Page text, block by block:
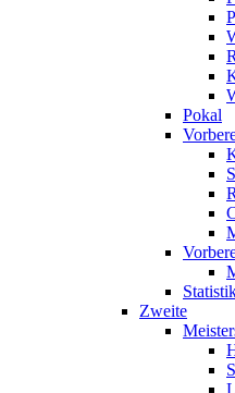
Pokal
Zweite